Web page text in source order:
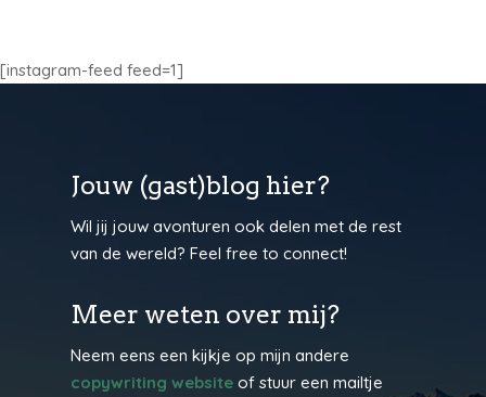
[instagram-feed feed=1]
Jouw (gast)blog hier?
Wil jij jouw avonturen ook delen met de rest
van de wereld? Feel free to connect!
Meer weten over mij?
Neem eens een kijkje op mijn andere
copywriting websiteof stuur een mailtje